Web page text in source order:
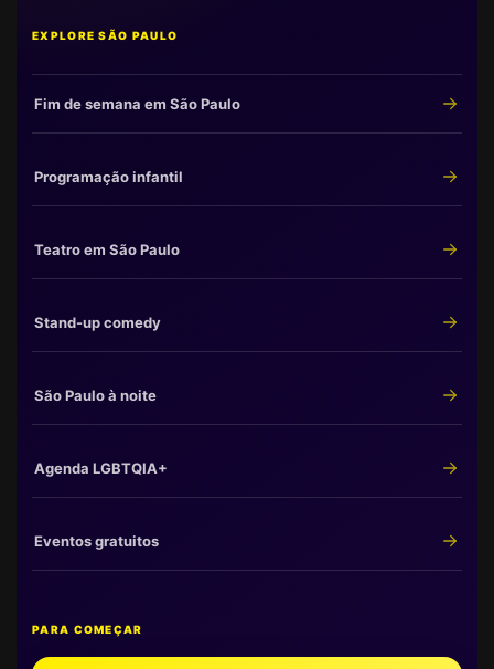
EXPLORE SÃO PAULO
Fim de semana em São Paulo
Programação infantil
Teatro em São Paulo
Stand-up comedy
São Paulo à noite
Agenda LGBTQIA+
Eventos gratuitos
PARA COMEÇAR